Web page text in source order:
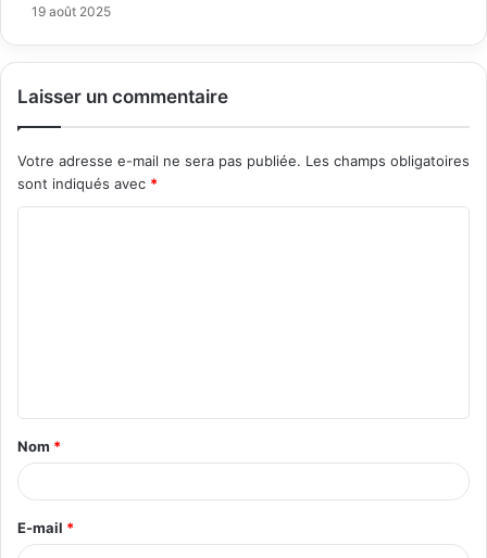
19 août 2025
Laisser un commentaire
Votre adresse e-mail ne sera pas publiée. Les champs obligatoires
sont indiqués avec *
t
a
e
Nom *
E-mail *